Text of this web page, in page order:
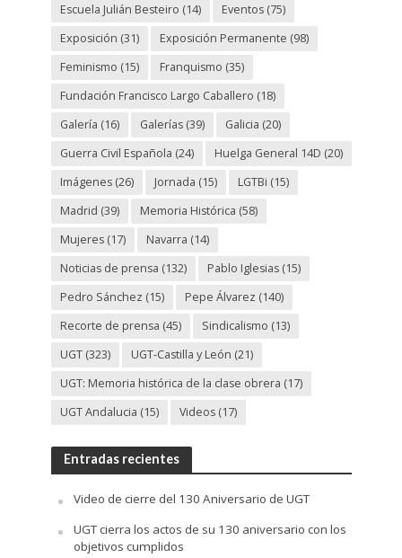
Escuela Julián Besteiro (14) Eventos(75)
Exposición (31) Exposición Permanente (98)
Feminismo (15) Franquismo (35)
Fundación Francisco Largo Caballero (18)
Galería (16) Galerías(39) Galicia (20)
Guerra Civil Española (24) Huelga General 14D (20)
Imágenes(26) Jornada (15) LGTBi (15)
Madrid (39) Memoria Histórica (58)
Mujeres(17) Navarra (14)
Noticias de prensa (132) Pablo Iglesias(15)
Pedro Sánchez (15) Pepe Álvarez (140)
Recorte de prensa (45) Sindicalismo (13)
UGT(323) UGT-Castilla y León (21)
UGT: Memoria histórica de la clase obrera (17)
UGT Andalucia (15) Videos(17)
Entradas recientes
Video de cierre del 130 Aniversario de UGT
UGT cierra los actos de su 130 aniversario con los
objetivos cumplidos